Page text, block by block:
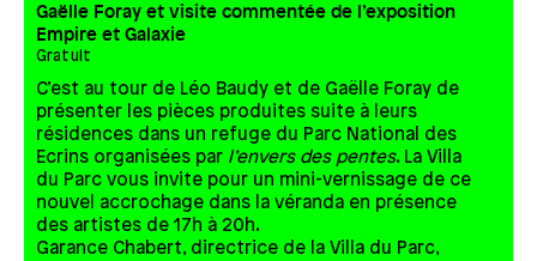
Gaëlle Foray et visite commentée de l’exposition
Empire et Galaxie
Gratuit
C’est au tour de Léo Baudy et de Gaëlle Foray de
présenter les pièces produites suite à leurs
résidences dans un refuge du Parc National des
Ecrins organisées par l’envers des pentes. La Villa
du Parc vous invite pour un mini-vernissage de ce
nouvel accrochage dans la véranda en présence
des artistes de 17h à 20h.
Garance Chabert, directrice de la Villa du Parc,